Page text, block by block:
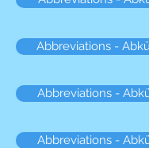
Abbreviations -
Abbreviations -
Abbreviations -